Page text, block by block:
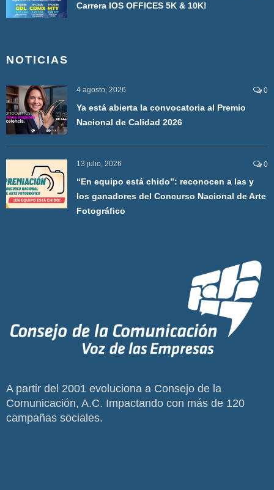
Carrera IOS OFFICES 5K & 10K!
NOTICIAS
4 agosto, 2026 0
Ya está abierta la convocatoria al Premio
Nacional de Calidad 2026
13 julio, 2026 0
“En equipo está chido”: reconocen a las y
los ganadores del Concurso Nacional de Arte
Fotográfico
A partir del 2001 evoluciona a Consejo de la
Comunicación, A.C. Impactando con más de 120
campañas sociales.